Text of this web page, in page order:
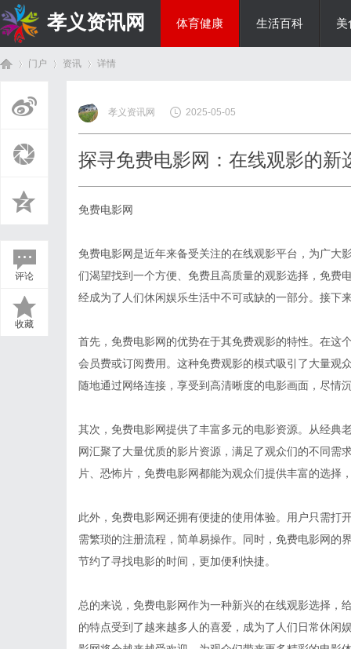
孝义资讯网 体育健康 生活百科 美
门户 资讯
›
详情
评论
收藏
孝义资讯网 2025-05-05
探寻免费电影网：在线观影的新
免费电影网
免费电影网是近年来备受关注的在线观影平台，为广大
们渴望找到一个方便、免费且高质量的观影选择，免费
经成为了人们休闲娱乐生活中不可或缺的一部分。接下
首先，免费电影网的优势在于其免费观影的特性。在这
会员费或订阅费用。这种免费观影的模式吸引了大量观
随地通过网络连接，享受到高清晰度的电影画面，尽情
其次，免费电影网提供了丰富多元的电影资源。从经典
网汇聚了大量优质的影片资源，满足了观众们的不同需
片、恐怖片，免费电影网都能为观众们提供丰富的选择
此外，免费电影网还拥有便捷的使用体验。用户只需打
需繁琐的注册流程，简单易操作。同时，免费电影网的
节约了寻找电影的时间，更加便利快捷。
总的来说，免费电影网作为一种新兴的在线观影选择，
的特点受到了越来越多人的喜爱，成为了人们日常休闲